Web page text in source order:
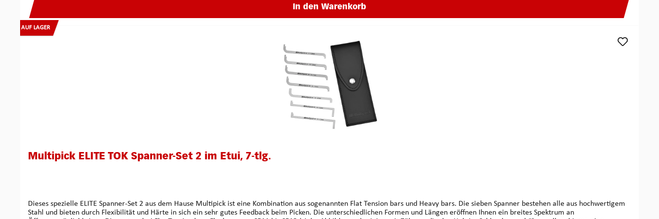
In den Warenkorb
AUF LAGER
Multipick ELITE TOK Spanner-Set 2 im Etui, 7-tlg.
Dieses spezielle ELITE Spanner-Set 2 aus dem Hause Multipick ist eine Kombination aus sogenannten Flat Tension bars und Heavy bars. Die sieben Spanner bestehen alle aus hochwertigem
Stahl und bieten durch Flexibilität und Härte in sich ein sehr gutes Feedback beim Picken. Die unterschiedlichen Formen und Längen eröffnen Ihnen ein breites Spektrum an